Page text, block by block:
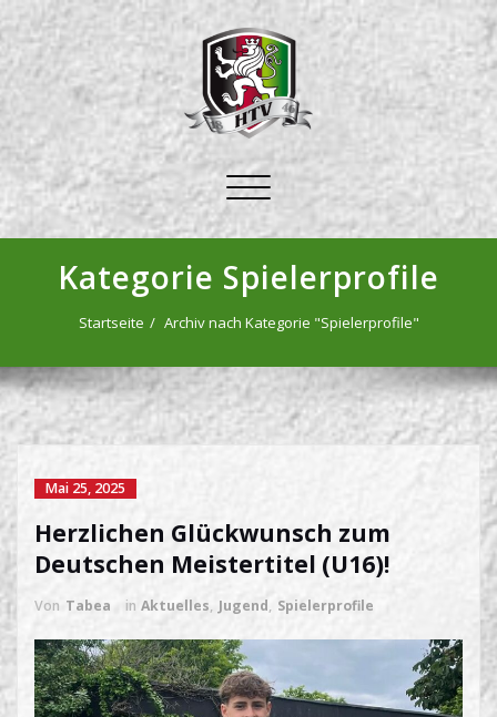
Schalte
Navigation
Kategorie Spielerprofile
Startseite Archiv nach Kategorie "Spielerprofile"
Mai 25, 2025
Herzlichen Glückwunsch zum
Deutschen Meistertitel (U16)!
Von Tabea in Aktuelles, Jugend, Spielerprofile